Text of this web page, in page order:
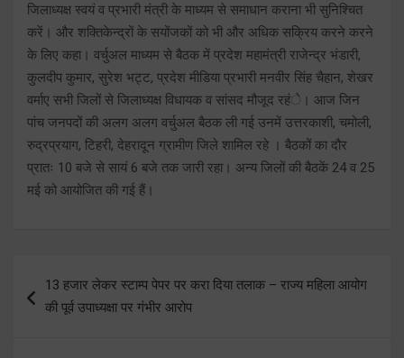
जिलाध्यक्ष स्वयं व प्रभारी मंत्री के माध्यम से समाधान कराना भी सुनिश्चित
करें। और शक्तिकेन्द्रों के सयोंजकों को भी और अधिक सक्रिय करने करने
के लिए कहा। वर्चुअल माध्यम से बैठक में प्रदेश महामंत्री राजेन्द्र भंडारी,
कुलदीप कुमार, सुरेश भट्ट, प्रदेश मीडिया प्रभारी मनवीर सिंह चैहान, शेखर
वर्माए सभी जिलों से जिलाध्यक्ष विधायक व सांसद मौजूद रहंे। आज जिन
पांच जनपदों की अलग अलग वर्चुअल बैठक ली गई उनमें उत्तरकाशी, चमोली,
रुद्रप्रयाग, टिहरी, देहरादून ग्रामीण जिले शामिल रहे । बैठकों का दौर
प्रातः 10 बजे से सायं 6 बजे तक जारी रहा। अन्य जिलों की बैठकें 24 व 25
मई को आयोजित की गई हैं।
navigation
13 हजार लेकर स्टाम्प पेपर पर करा दिया तलाक – राज्य महिला आयोग
की पूर्व उपाध्यक्षा पर गंभीर आरोप